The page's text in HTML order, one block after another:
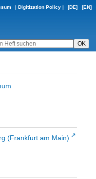
| Digitization Policy | [DE] [EN]
(Frankfurt am Main)